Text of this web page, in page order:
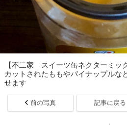
【不二家 スイーツ缶ネクターミッ
カットされたももやパイナップルな
せます
前の写真 記事に戻る